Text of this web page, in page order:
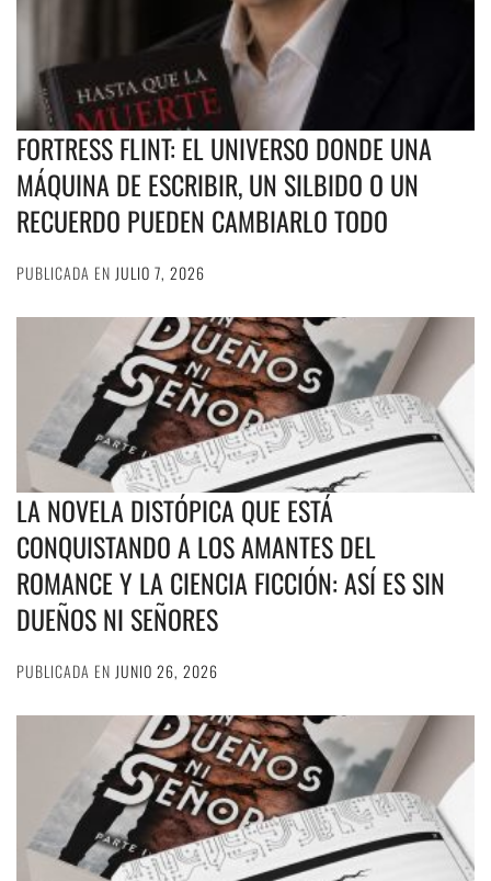
FORTRESS FLINT: EL UNIVERSO DONDE UNA
MÁQUINA DE ESCRIBIR, UN SILBIDO O UN
RECUERDO PUEDEN CAMBIARLO TODO
PUBLICADA EN JULIO 7, 2026
LA NOVELA DISTÓPICA QUE ESTÁ
CONQUISTANDO A LOS AMANTES DEL
ROMANCE Y LA CIENCIA FICCIÓN: ASÍ ES SIN
DUEÑOS NI SEÑORES
PUBLICADA EN JUNIO 26, 2026